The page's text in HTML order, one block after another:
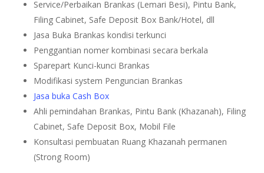
Service/Perbaikan Brankas (Lemari Besi), Pintu Bank,
Filing Cabinet, Safe Deposit Box Bank/Hotel, dll
Jasa Buka Brankas kondisi terkunci
Penggantian nomer kombinasi secara berkala
Sparepart Kunci-kunci Brankas
Modifikasi system Penguncian Brankas
Jasa buka Cash Box
Ahli pemindahan Brankas, Pintu Bank (Khazanah), Filing
Cabinet, Safe Deposit Box, Mobil File
Konsultasi pembuatan Ruang Khazanah permanen
(Strong Room)